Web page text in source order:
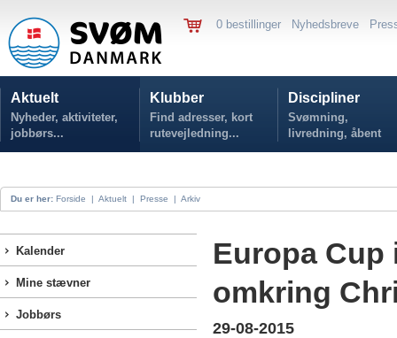
0 bestillinger Nyhedsbreve
Aktuelt
Nyheder, aktiviteter,
jobbørs...
Klubber
Find adresser, kort
rutevejledning...
Discipliner
Svømning,
livredning, åbent
vand...
Du er her: Forside | Aktuelt | Presse | Arkiv
Kalender
Mine stævner
Jobbørs
Europa Cup
omkring
29-08-2015